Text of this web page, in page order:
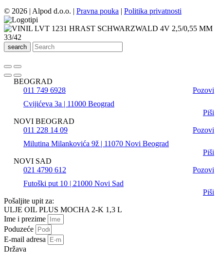
© 2026 | Alpod d.o.o. | Pravna pouka | Politika privatnosti
search
BEOGRAD
011 749 6928
Pozovi
Cvijićeva 3a | 11000 Beograd
Piši
NOVI BEOGRAD
011 228 14 09
Pozovi
Milutina Milankovića 9ž | 11070 Novi Beograd
Piši
NOVI SAD
021 4790 612
Pozovi
Futoški put 10 | 21000 Novi Sad
Piši
Pošaljite upit za:
ULJE OIL PLUS MOCHA 2-K 1,3 L
Ime i prezime
Poduzeće
E-mail adresa
Država